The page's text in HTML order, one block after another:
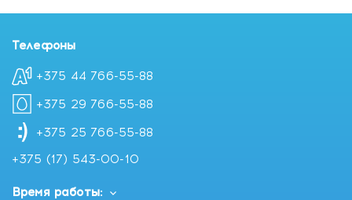
Телефоны
+375 44 766-55-88
+375 29 766-55-88
+375 25 766-55-88
+375 (17) 543-00-10
Время работы: